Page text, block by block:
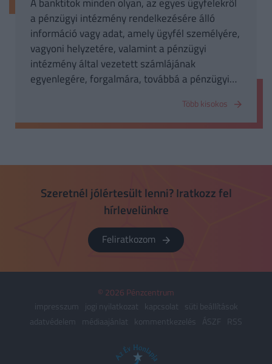
a pénzügyi intézmény rendelkezésére álló
információ vagy adat, amely ügyfél személyére,
vagyoni helyzetére, valamint a pénzügyi
intézmény által vezetett számlájának
egyenlegére, forgalmára, továbbá a pénzügyi
Több kisokos
Szeretnél jólértesült lenni? Iratkozz fel
hírlevelünkre
Feliratkozom
© 2026 Pénzcentrum
impresszum
jogi nyilatkozat kapcsolat
süti beállítások
adatvédelem
médiaajánlat kommentkezelés ÁSZF RSS